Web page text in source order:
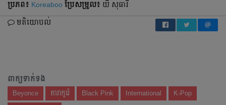
ប្រភព៖ Koreaboo ប្រែ​សម្រួល៖ យី សុធារី
មតិយោបល់
ពាក្យទាក់ទង
Beyonce តារាកូរ៉េ Black Pink International K-Pop